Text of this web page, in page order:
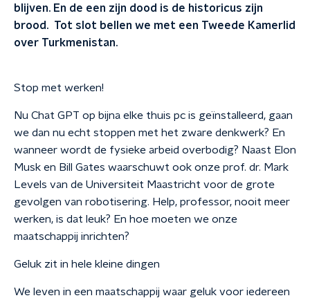
blijven. En de een zijn dood is de historicus zijn
brood. Tot slot bellen we met een Tweede Kamerlid
over Turkmenistan.
Stop met werken!
Nu Chat GPT op bijna elke thuis pc is geïnstalleerd, gaan
we dan nu echt stoppen met het zware denkwerk? En
wanneer wordt de fysieke arbeid overbodig? Naast Elon
Musk en Bill Gates waarschuwt ook onze prof. dr. Mark
Levels van de Universiteit Maastricht voor de grote
gevolgen van robotisering. Help, professor, nooit meer
werken, is dat leuk? En hoe moeten we onze
maatschappij inrichten?
Geluk zit in hele kleine dingen
We leven in een maatschappij waar geluk voor iedereen